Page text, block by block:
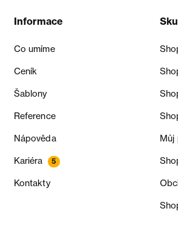
Informace
Co umíme
Ceník
Šablony
Reference
Nápověda
Kariéra 5
Kontakty
Můj